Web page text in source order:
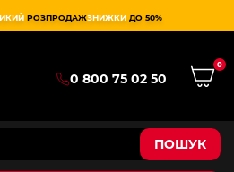
РОЗПРОДАЖЗНИЖКИ ДО 50%
0 800 75 02 50
0
ПОШУК